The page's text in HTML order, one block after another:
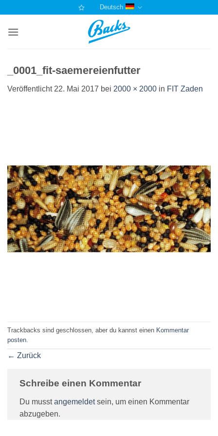
springen
Deutsch
_0001_fit-saemereienfutter
Veröffentlicht 22. Mai 2017 bei 2000 × 2000 in FIT Zaden
Trackbacks sind geschlossen, aber du kannst einen Kommentar
posten
← Zurück
Schreibe einen Kommentar
Du musstangemeldetsein, um einen Kommentar
abzugeben.